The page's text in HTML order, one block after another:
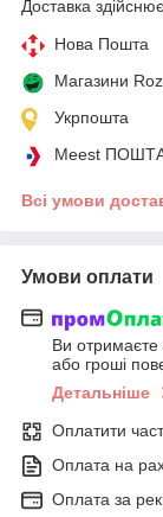
Доставка
Нова Пошта
Магазини
Укрпошта
Meest
Всі умови
Умови оплати
Ви
або гроші
Детальніше
Оплатити
Оплата на
Оплата за